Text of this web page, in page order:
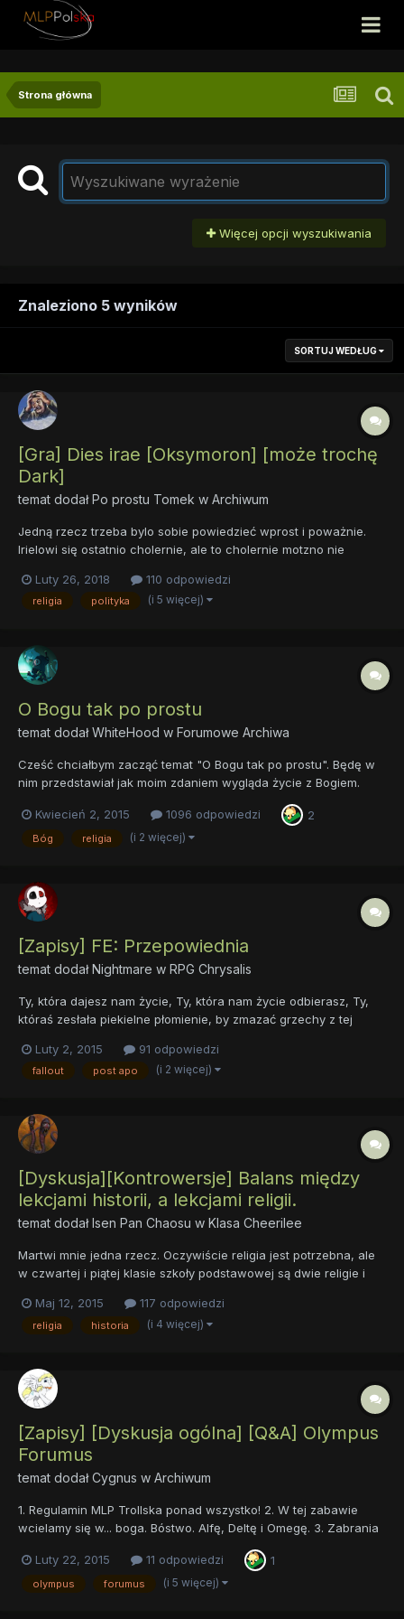
Strona główna
Więcej opcji wyszukiwania
Znaleziono 5 wyników
SORTUJ WEDŁUG
[Gra] Dies irae [Oksymoron] [może trochę
Dark]
temat dodałPo prostu Tomek w Archiwum
Jedną rzecz trzeba bylo sobie powiedzieć wprost i poważnie.
Irielowi się ostatnio cholernie, ale to cholernie motzno nie
znajomych, oraz ogólnie nie był w Niebiosach popularny. Nie nie
nie. Irielowi dzięki swojej ostatniej akcji udało się...
Luty 26, 2018 110 odpowiedzi
religia polityka (i 5 więcej)
O Bogu tak po prostu
temat dodałWhiteHood w Forumowe Archiwa
Cześć chciałbym zacząć temat "O Bogu tak po prostu". Będę w
nim przedstawiał jak moim zdaniem wygląda życie z Bogiem.
była jasność , mówić będę o Bogu chrześcijan. W temacie nie
mam zamiaru nikogo obrazić ,choć zapewne niektórzy czytając...
Kwiecień 2, 2015 1096 odpowiedzi 2
Bóg religia (i 2 więcej)
[Zapisy] FE: Przepowiednia
temat dodałNightmare w RPG Chrysalis
Ty, która dajesz nam życie, Ty, która nam życie odbierasz, Ty,
któraś zesłała piekielne płomienie, by zmazać grzechy z tej
dusze, Twój pałac w przestworzach naszym rajem, Jak powiesz
zostanie wykonane, O Pani nasza, O Bogini nasza, Pa...
Luty 2, 2015 91 odpowiedzi
fallout post apo (i 2 więcej)
[Dyskusja][Kontrowersje] Balans między
lekcjami historii, a lekcjami religii.
temat dodałIsen Pan Chaosu w Klasa Cheerilee
Martwi mnie jedna rzecz. Oczywiście religia jest potrzebna, ale
w czwartej i piątej klasie szkoły podstawowej są dwie religie i
na ten temat Wy macie.
Maj 12, 2015 117 odpowiedzi
religia historia (i 4 więcej)
[Zapisy] [Dyskusja ogólna] [Q&A] Olympus
Forumus
temat dodałCygnus w Archiwum
1. Regulamin MLP Trollska ponad wszystko! 2. W tej zabawie
wcielamy się w... boga. Bóstwo. Alfę, Deltę i Omegę. 3. Zabrania
Piszemy luźno, staramy się to robić z humorem. 5. Ponieważ
wcielamy się w bogów, to wolno w zasadzie ws...
Luty 22, 2015 11 odpowiedzi 1
olympus forumus (i 5 więcej)